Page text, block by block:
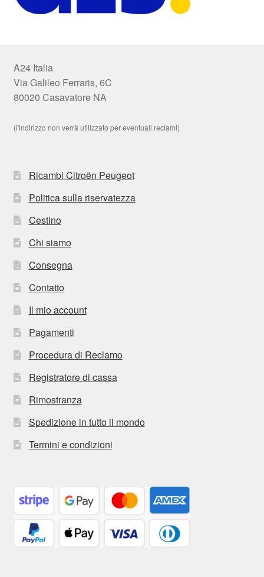
A24 Italia
Via Galileo Ferraris, 6C
80020 Casavatore NA
(l'indirizzo non verrà utilizzato per eventuali reclami)
Ricambi Citroën Peugeot
Politica sulla riservatezza
Cestino
Chi siamo
Consegna
Contatto
Il mio account
Pagamenti
Procedura di Reclamo
Registratore di cassa
Rimostranza
Spedizione in tutto il mondo
Termini e condizioni